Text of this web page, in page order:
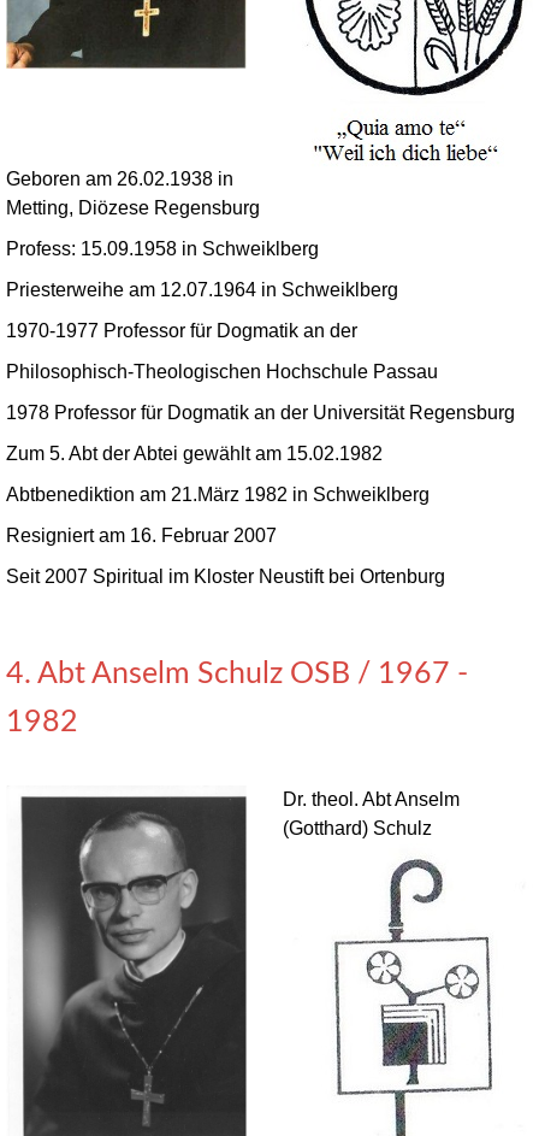
Geboren am 26.02.1938 in
Metting, Diözese Regensburg
Profess: 15.09.1958 in Schweiklberg
Priesterweihe am 12.07.1964 in Schweiklberg
1970-1977 Professor für Dogmatik an der
Philosophisch-Theologischen Hochschule Passau
1978 Professor für Dogmatik an der Universität Regensburg
Zum 5. Abt der Abtei gewählt am 15.02.1982
Abtbenediktion am 21.März 1982 in Schweiklberg
Resigniert am 16. Februar 2007
Seit 2007 Spiritual im Kloster Neustift bei Ortenburg
4. Abt Anselm Schulz OSB / 1967 -
1982
Dr. theol. Abt Anselm
(Gotthard) Schulz